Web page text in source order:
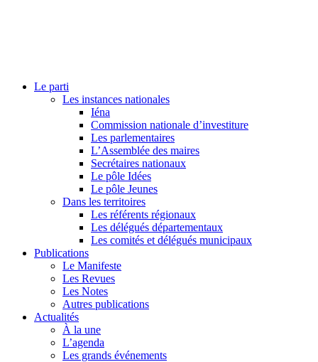
Le parti
Les instances nationales
Iéna
Commission nationale d’investiture
Les parlementaires
L’Assemblée des maires
Secrétaires nationaux
Le pôle Idées
Le pôle Jeunes
Dans les territoires
Les référents régionaux
Les délégués départementaux
Les comités et délégués municipaux
Publications
Le Manifeste
Les Revues
Les Notes
Autres publications
Actualités
À la une
L’agenda
Les grands événements